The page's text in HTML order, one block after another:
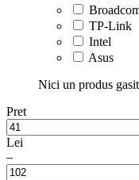
TP-Link
Intel
Asus
Nici un produs
Pret
Lei
–